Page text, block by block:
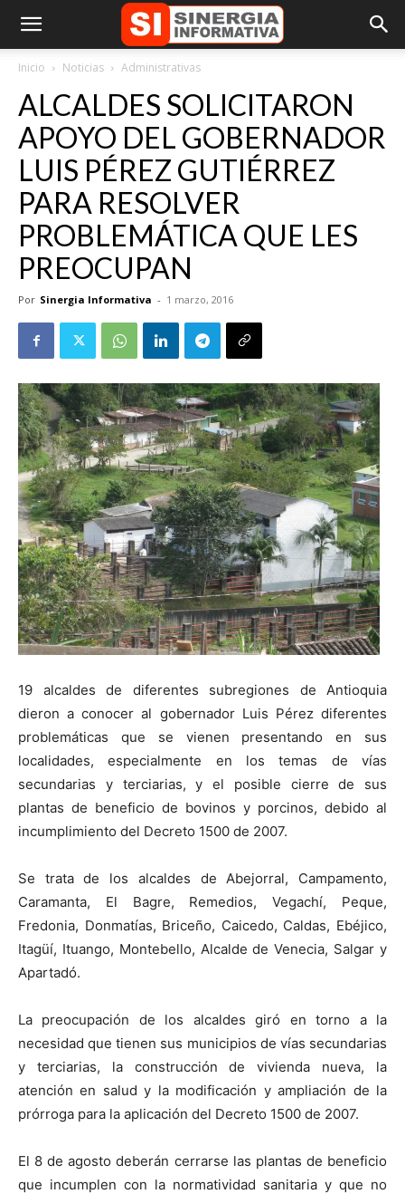
Inicio Noticias Administrativas
ALCALDES SOLICITARON
APOYO DEL GOBERNADOR
LUIS PÉREZ GUTIÉRREZ
PARA RESOLVER
PROBLEMÁTICA QUE LES
PREOCUPAN
Por Sinergia Informativa - 1 marzo, 2016
19 alcaldes de diferentes subregiones de Antioquia
dieron a conocer al gobernador Luis Pérez diferentes
problemáticas que se vienen presentando en sus
localidades, especialmente en los temas de vías
secundarias y terciarias, y el posible cierre de sus
plantas de beneficio de bovinos y porcinos, debido al
incumplimiento del Decreto 1500 de 2007.
Se trata de los alcaldes de Abejorral, Campamento,
Caramanta, El Bagre, Remedios, Vegachí, Peque,
Fredonia, Donmatías, Briceño, Caicedo, Caldas, Ebéjico,
Itagüí, Ituango, Montebello, Alcalde de Venecia, Salgar y
Apartadó.
La preocupación de los alcaldes giró en torno a la
necesidad que tienen sus municipios de vías secundarias
y terciarias, la construcción de vivienda nueva, la
atención en salud y la modificación y ampliación de la
prórroga para la aplicación del Decreto 1500 de 2007.
El 8 de agosto deberán cerrarse las plantas de beneficio
que incumplen con la normatividad sanitaria y que no